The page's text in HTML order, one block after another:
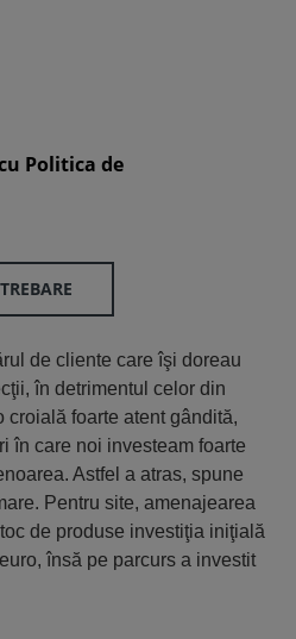
Politica de
de cliente care îşi doreau
în detrimentul celor din
croială foarte atent gândită,
în care noi investeam foarte
Astfel a atras, spune
Pentru site, amenajearea
de produse investiţia iniţială
însă pe parcurs a investit